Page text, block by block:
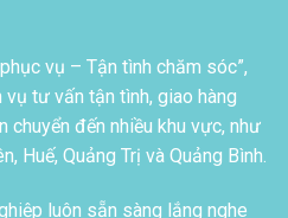
vụ – Tận tình chăm sóc”,
tư vấn tận tình, giao hàng
chuyển đến nhiều khu vực, như
Huế, Quảng Trị và Quảng Bình.
luôn sẵn sàng lắng nghe